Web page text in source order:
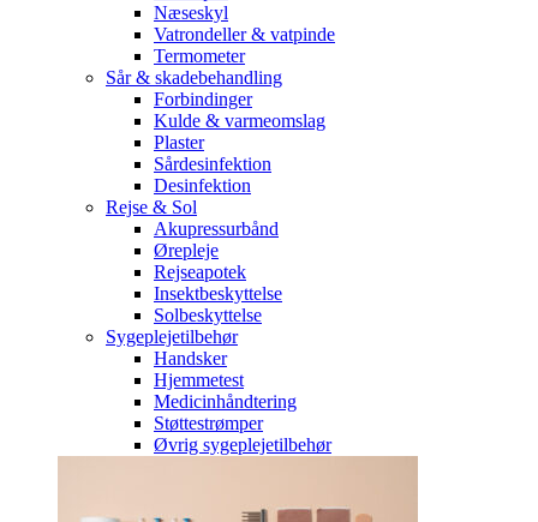
Næseskyl
Vatrondeller & vatpinde
Termometer
Sår & skadebehandling
Forbindinger
Kulde & varmeomslag
Plaster
Sårdesinfektion
Desinfektion
Rejse & Sol
Akupressurbånd
Ørepleje
Rejseapotek
Insektbeskyttelse
Solbeskyttelse
Sygeplejetilbehør
Handsker
Hjemmetest
Medicinhåndtering
Støttestrømper
Øvrig sygeplejetilbehør